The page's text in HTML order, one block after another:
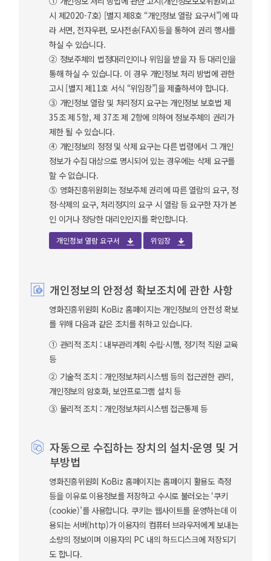
시 제2020-7호) [별지 제8호 “개인정보 열람 요구서”]에 따
라 서면, 전자우편, 모사전송(FAX)등을 통하여 권리 행사를
하실 수 있습니다.
② 정보주체의 법정대리인이나 위임을 받을 자 등 대리인을
통해 하실 수 있습니다. 이 경우 개인정보 처리 방법에 관한
고시 [별지 제11호 서식 “위임장”]을 제출하셔야 합니다.
③ 개인정보 열람 및 처리정지 요구는 개인정보 보호법 제
35조 제 5항, 제 37조 제 2항에 의하여 정보주체의 권리가
제한 될 수 있습니다.
④ 개인정보의 정정 및 삭제 요구는 다른 법령에서 그 개인
정보가 수집 대상으로 명시되어 있는 경우에는 삭제 요구를
할 수 없습니다.
⑤ 영화진흥위원회는 정보주체 권리에 따른 열람의 요구, 정
정·삭제의 요구, 처리정지의 요구 시 열람 등 요구한 자가 본
인 이거나 정당한 대리인인지를 확인합니다.
개인정보 열람 요구서 위임장
개인정보의 안정성 확보조치에 관한 사항
영화진흥위원회 KoBiz 홈페이지는 개인정보의 안전성 확보
를 위해 다음과 같은 조치를 취하고 있습니다.
① 관리적 조치 : 내부관리계획 수립·시행, 정기적 직원 교육
등
② 기술적 조치 : 개인정보처리시스템 등의 접근권한 관리,
개인정보의 암호화, 보안프로그램 설치 등
③ 물리적 조치 : 개인정보처리시스템 접근통제 등
자동으로 수집하는 장치의 설치·운영 및 거
부방법
영화진흥위원회 KoBiz 홈페이지는 홈페이지 활용도 측정
등을 이유로 이용정보를 저장하고 수시로 불러오는 ‘쿠키
(cookie)’를 사용합니다. 쿠키는 웹사이트를 운영하는데 이
용되는 서버(http)가 이용자의 컴퓨터 브라우저에게 보내는
소량의 정보이며 이용자의 PC 내의 하드디스크에 저장되기
도 합니다.